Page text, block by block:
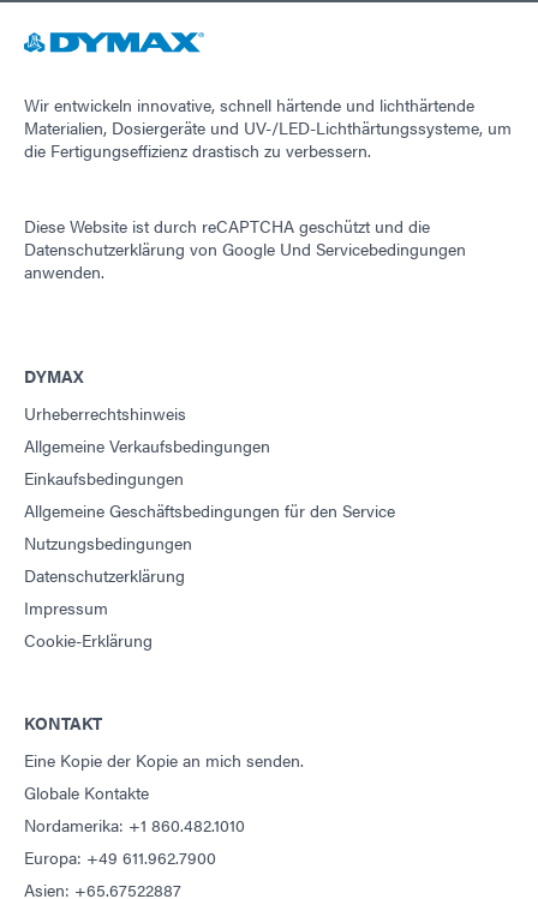
Wir entwickeln innovative, schnell härtende und lichthärtende
Materialien, Dosiergeräte und UV-/LED-Lichthärtungssysteme, um
die Fertigungseffizienz drastisch zu verbessern.
Diese Website ist durch reCAPTCHA geschützt und die
Datenschutzerklärung von Google Und Servicebedingungen
anwenden.
DYMAX
Urheberrechtshinweis
Allgemeine Verkaufsbedingungen
Einkaufsbedingungen
Allgemeine Geschäftsbedingungen für den Service
Nutzungsbedingungen
Datenschutzerklärung
Impressum
Cookie-Erklärung
KONTAKT
Eine Kopie der Kopie an mich senden.
Globale Kontakte
Nordamerika: +1 860.482.1010
Europa: +49 611.962.7900
Asien: +65.67522887